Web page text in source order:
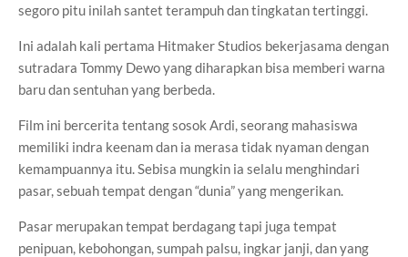
segoro pitu inilah santet terampuh dan tingkatan tertinggi.
Ini adalah kali pertama Hitmaker Studios bekerjasama dengan
sutradara Tommy Dewo yang diharapkan bisa memberi warna
baru dan sentuhan yang berbeda.
Film ini bercerita tentang sosok Ardi, seorang mahasiswa
memiliki indra keenam dan ia merasa tidak nyaman dengan
kemampuannya itu. Sebisa mungkin ia selalu menghindari
pasar, sebuah tempat dengan “dunia” yang mengerikan.
Pasar merupakan tempat berdagang tapi juga tempat
penipuan, kebohongan, sumpah palsu, ingkar janji, dan yang